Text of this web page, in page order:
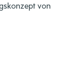
von